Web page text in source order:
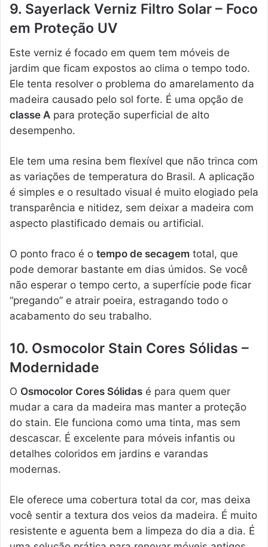
9. Sayerlack Verniz Filtro Solar – Foco
em Proteção UV
Este verniz é focado em quem tem móveis de
jardim que ficam expostos ao clima o tempo todo.
Ele tenta resolver o problema do amarelamento da
madeira causado pelo sol forte. É uma opção de
classe A para proteção superficial de alto
desempenho.
Ele tem uma resina bem flexível que não trinca com
as variações de temperatura do Brasil. A aplicação
é simples e o resultado visual é muito elogiado pela
transparência e nitidez, sem deixar a madeira com
aspecto plastificado demais ou artificial.
O ponto fraco é o tempo de secagem total, que
pode demorar bastante em dias úmidos. Se você
não esperar o tempo certo, a superfície pode ficar
“pregando” e atrair poeira, estragando todo o
acabamento do seu trabalho.
10. Osmocolor Stain Cores Sólidas –
Modernidade
O Osmocolor Cores Sólidas é para quem quer
mudar a cara da madeira mas manter a proteção
do stain. Ele funciona como uma tinta, mas sem
descascar. É excelente para móveis infantis ou
detalhes coloridos em jardins e varandas
modernas.
Ele oferece uma cobertura total da cor, mas deixa
você sentir a textura dos veios da madeira. É muito
resistente e aguenta bem a limpeza do dia a dia. É